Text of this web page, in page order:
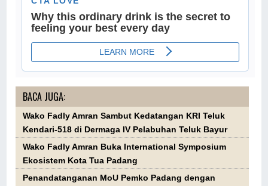
BACA JUGA:
Wako Fadly Amran Sambut Kedatangan KRI Teluk
Kendari-518 di Dermaga IV Pelabuhan Teluk Bayur
Wako Fadly Amran Buka International Symposium
Ekosistem Kota Tua Padang
Penandatanganan MoU Pemko Padang dengan